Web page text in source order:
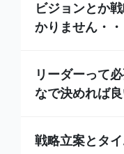
ビジョンとか
かりません・・
リーダーって
なで決めれば
戦略立案とタ